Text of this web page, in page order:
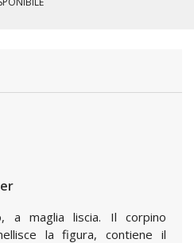
a maglia liscia. Il corpino
la figura, contiene il